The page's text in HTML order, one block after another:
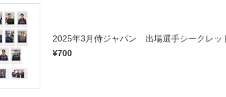
2025年3月侍ジャパン 出場選手シークレッ
¥700